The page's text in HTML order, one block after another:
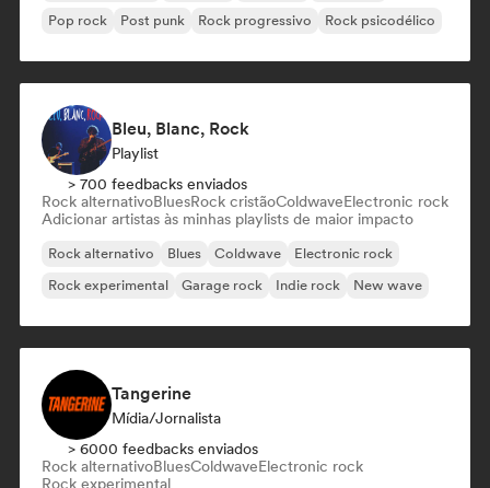
Pop rock
Post punk Rock progressivo Rock psicodélico
Bleu, Blanc, Rock
Playlist
> 700 feedbacks enviados
Rock alternativoBluesRock cristãoColdwaveElectronic rock
Adicionar artistas às minhas playlists de maior impacto
Rock alternativo Blues Coldwave
Electronic rock
Rock experimental
Garage rock Indie rock New wave
Tangerine
Mídia/Jornalista
> 6000 feedbacks enviados
Rock alternativoBluesColdwaveElectronic rock
Rock experimental